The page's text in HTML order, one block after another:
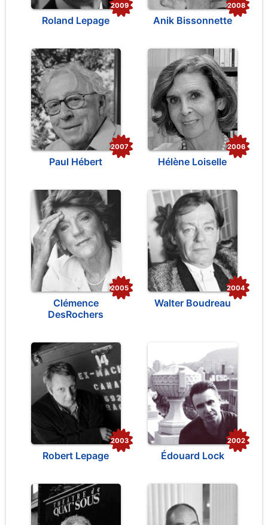
Roland Lepage
2009
Anik Bissonnette
2008
Paul Hébert
2007
Hélène Loiselle
2006
Clémence
DesRochers
2005
Walter Boudreau
2004
Robert Lepage
2003
Édouard Lock
2002